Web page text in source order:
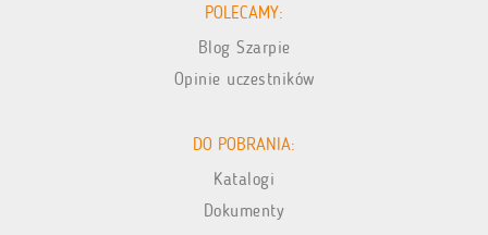
POLECAMY:
Blog Szarpie
Opinie uczestników
DO POBRANIA:
Katalogi
Dokumenty